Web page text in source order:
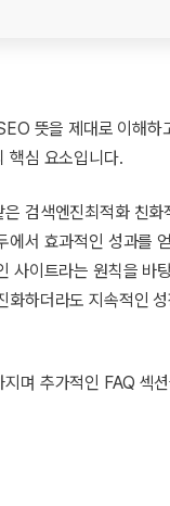
뜻을 제대로 이해하
핵심 요소입니다.
검색엔진최적화 친
에서 효과적인 성과를
사이트라는 원칙을 바
화하더라도 지속적인
며 추가적인 FAQ 섹